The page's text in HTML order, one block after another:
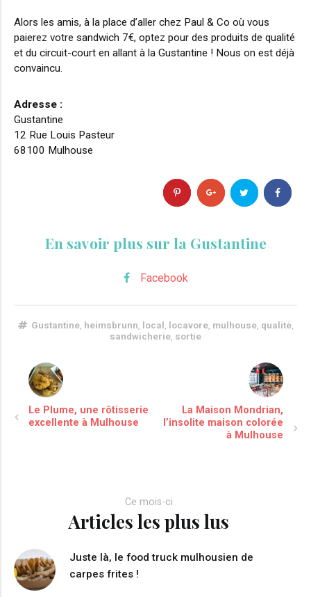
Alors les amis, à la place d’aller chez Paul & Co où vous
paierez votre sandwich 7€, optez pour des produits de qualité
et du circuit-court en allant à la Gustantine ! Nous on est déjà
convaincu.
Adresse :
Gustantine
12 Rue Louis Pasteur
68100 Mulhouse
En savoir plus sur la Gustantine
Facebook
Gustantine, heimsbrunn local locavore, mulhouse, qualité,
sandwicherie sortie
Le Plume, une rôtisserie
excellente à Mulhouse
La Maison Mondrian,
l’insolite maison colorée
à Mulhouse
Ce mois-ci
Articles les plus lus
Juste là, le food truck mulhousien de
carpes frites !